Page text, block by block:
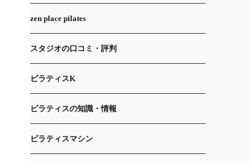
zen place pilates
スタジオの口コミ・評判
ピラティスK
ピラティスの知識・情報
ピラティスマシン